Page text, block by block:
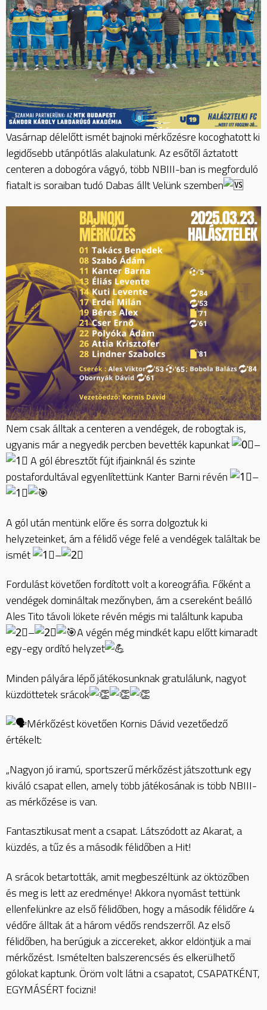
Vasárnap délelőtt ismét bajnoki mérkőzésre kocoghatott ki
legidősebb utánpótlás alakulatunk. Az esőtől áztatott
centeren a dobogóra vágyó, több NBIII-ban is megforduló
fiatalt is soraiban tudó Dabas állt Velünk szemben
Nem csak álltak a centeren a vendégek, de robogtak is,
ugyanis már a negyedik percben bevették kapunkat
–
A gól ébresztőt fújt ifjainknál és szinte
postafordultával egyenlítettünk Kanter Barni révén
–
A gól után mentünk előre és sorra dolgoztuk ki
helyzeteinket, ám a félidő vége felé a vendégek találtak be
ismét
–
Fordulást követően fordított volt a koreográfia. Főként a
vendégek domináltak mezőnyben, ám a csereként beálló
Ales Tito távoli lökete révén mégis mi találtunk kapuba
–
A végén még mindkét kapu előtt kimaradt
egy-egy ordító helyzet
Minden pályára lépő játékosunknak gratulálunk, nagyot
küzdöttetek srácok
Mérkőzést követően Kornis Dávid vezetőedző
értékelt:
„Nagyon jó iramú, sportszerű mérkőzést játszottunk egy
kiváló csapat ellen, amely több játékosának is több NBIII-
as mérkőzése is van.
Fantasztikusat ment a csapat. Látszódott az Akarat, a
küzdés, a tűz és a második félidőben a Hit!
A srácok betartották, amit megbeszéltünk az öktözőben
és meg is lett az eredménye! Akkora nyomást tettünk
ellenfelünkre az első félidőben, hogy a második félidőre 4
védőre álltak át a három védős rendszerről. Az első
félidőben, ha berúgjuk a ziccereket, akkor eldöntjük a mai
mérkőzést. Ismételten balszerencsés és elkerülhető
gólokat kaptunk. Öröm volt látni a csapatot, CSAPATKÉNT,
EGYMÁSÉRT focizni!